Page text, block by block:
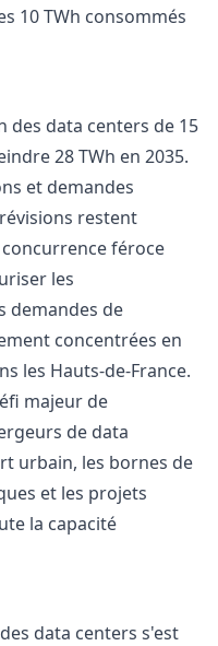
10 TWh consommés
des data centers de 15
28 TWh en 2035.
et demandes
restent
féroce
les
demandes de
concentrées en
les Hauts-de-France.
majeur de
de data
urbain, les bornes de
et les projets
la capacité
data centers s'est